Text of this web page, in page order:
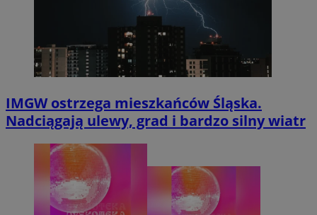
IMGW ostrzega mieszkańców Śląska.
Nadciągają ulewy, grad i bardzo silny wiatr